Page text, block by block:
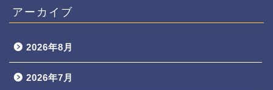
アーカイブ
2026年8月
2026年7月